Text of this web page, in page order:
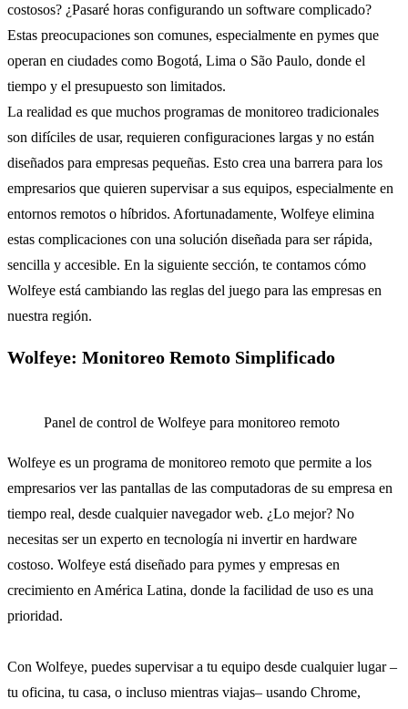
costosos? ¿Pasaré horas configurando un software complicado?
Estas preocupaciones son comunes, especialmente en pymes que
operan en ciudades como Bogotá, Lima o São Paulo, donde el
tiempo y el presupuesto son limitados.
La realidad es que muchos programas de monitoreo tradicionales
son difíciles de usar, requieren configuraciones largas y no están
diseñados para empresas pequeñas. Esto crea una barrera para los
empresarios que quieren supervisar a sus equipos, especialmente en
entornos remotos o híbridos. Afortunadamente, Wolfeye elimina
estas complicaciones con una solución diseñada para serrápida,
sencilla y accesible. En la siguiente sección, te contamos cómo
Wolfeye está cambiando las reglas del juego para las empresas en
nuestra región.
Wolfeye: Monitoreo Remoto Simplificado
Panel de control de Wolfeye para monitoreo remoto
Wolfeye es un programa de monitoreo remoto que permite a los
empresarios ver las pantallas de las computadoras de su empresa en
tiempo real, desde cualquier navegador web. ¿Lo mejor? No
necesitas ser un experto en tecnología ni invertir en hardware
costoso. Wolfeye está diseñado para pymes y empresas en
crecimiento en América Latina, donde la facilidad de uso es una
prioridad.
Con Wolfeye, puedes supervisar a tu equipo desde cualquier lugar –
tu oficina, tu casa, o incluso mientras viajas– usando Chrome,